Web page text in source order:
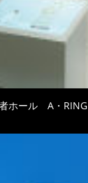
ホール A・RING